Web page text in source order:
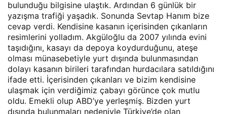
bulunduğu bilgisine ulaştık. Ardından 6 günlük bir
yazışma trafiği yaşadık. Sonunda Sevtap Hanım bize
cevap verdi. Kendisine kasanın içerisinden çıkanların
resimlerini yolladım. Akgüloğlu da 2007 yılında evini
taşıdığını, kasayı da depoya koydurduğunu, ateşe
olması münasebetiyle yurt dışında bulunmasından
dolayı kasanın birileri tarafından hurdacılara satıldığını
ifade etti. İçerisinden çıkanları ve bizim kendisine
ulaşmak için verdiğimiz çabayı görünce çok mutlu
oldu. Emekli olup ABD’ye yerleşmiş. Bizden yurt
dışında bulunmaları nedeniyle Türkiye’de olan